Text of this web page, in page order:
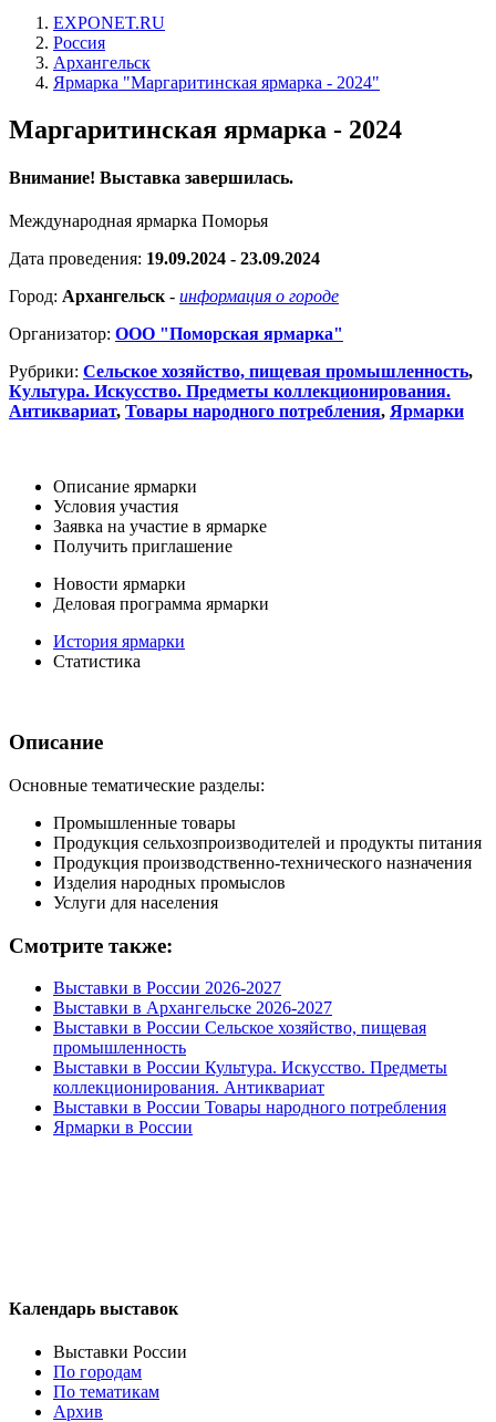
EXPONET.RU
Россия
Архангельск
Ярмарка "Маргаритинская ярмарка - 2024"
Маргаритинская ярмарка - 2024
Внимание! Выставка завершилась.
Международная ярмарка Поморья
Дата проведения: 19.09.2024 - 23.09.2024
Город: Архангельск - информация о городе
Организатор: ООО "Поморская ярмарка"
Рубрики: Сельское хозяйство, пищевая промышленность,
Культура. Искусство. Предметы коллекционирования.
Антиквариат, Товары народного потребления, Ярмарки
Описание ярмарки
Условия участия
Заявка на участие в ярмарке
Получить приглашение
Новости ярмарки
Деловая программа ярмарки
История ярмарки
Статистика
Описание
Основные тематические разделы:
Промышленные товары
Продукция сельхозпроизводителей и продукты питания
Продукция производственно-технического назначения
Изделия народных промыслов
Услуги для населения
Смотрите также:
Выставки в России 2026-2027
Выставки в Архангельске 2026-2027
Выставки в России Сельское хозяйство, пищевая
промышленность
Выставки в России Культура. Искусство. Предметы
коллекционирования. Антиквариат
Выставки в России Товары народного потребления
Ярмарки в России
Календарь выставок
Выставки России
По городам
По тематикам
Архив